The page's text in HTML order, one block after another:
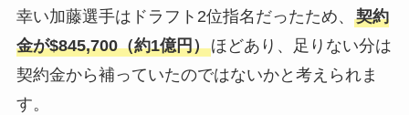
幸い加藤選手はドラフト2位指名だったため、 契約
金が$845,700（約1億円）ほどあり、足りない分は
契約金から補っていたのではないかと考えられま
す。